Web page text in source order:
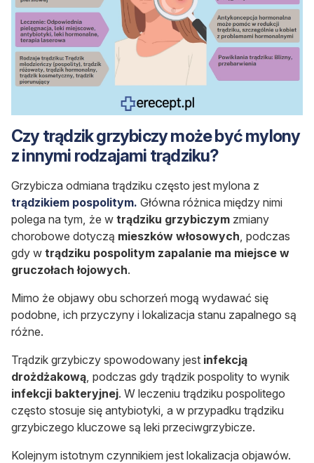
Czy trądzik grzybiczy może być mylony
z innymi rodzajami trądziku?
Grzybicza odmiana trądziku często jest mylona z
trądzikiem pospolitym. Główna różnica między nimi
polega na tym, że w trądziku grzybiczym zmiany
chorobowe dotyczą mieszków włosowych , podczas
gdy w trądziku pospolitym zapalanie ma miejsce w
gruczołach łojowych.
Mimo że objawy obu schorzeń mogą wydawać się
podobne, ich przyczyny i lokalizacja stanu zapalnego są
różne.
Trądzik grzybiczy spowodowany jest infekcją
drożdżakową , podczas gdy trądzik pospolity to wynik
infekcji bakteryjnej. W leczeniu trądziku pospolitego
często stosuje się antybiotyki, a w przypadku trądziku
grzybiczego kluczowe są leki przeciwgrzybicze.
Kolejnym istotnym czynnikiem jest lokalizacja objawów.